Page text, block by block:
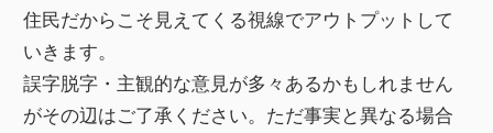
住民だからこそ見えてくる視線でアウトプットして
いきます。
誤字脱字・主観的な意見が多々あるかもしれません
がその辺はご了承ください。ただ事実と異なる場合